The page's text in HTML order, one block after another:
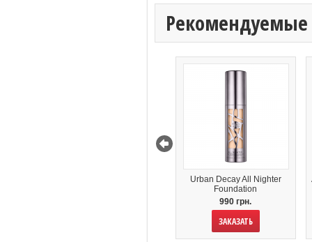
Рекомендуемые
Urban Decay All Nighter
Foundation
990 грн.
ЗАКАЗАТЬ